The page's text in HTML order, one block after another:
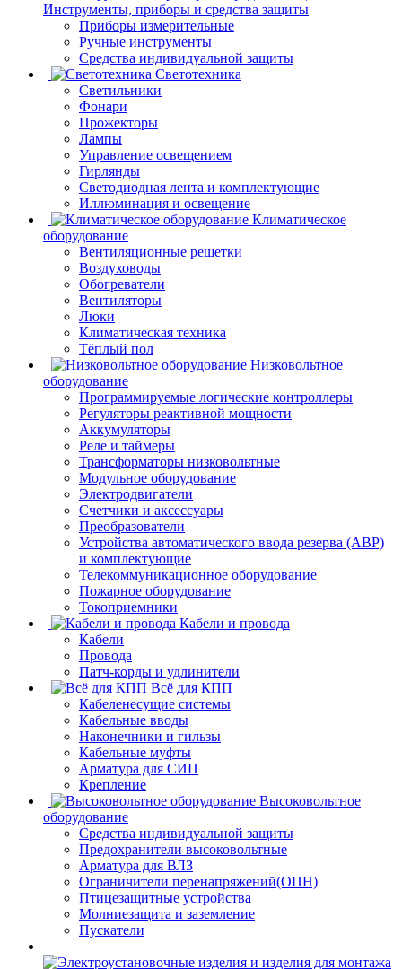
Инструменты, приборы и средства защиты
Приборы измерительные
Ручные инструменты
Средства индивидуальной защиты
Светотехника
Светильники
Фонари
Прожекторы
Лампы
Управление освещением
Гирлянды
Светодиодная лента и комплектующие
Иллюминация и освещение
Климатическое
оборудование
Вентиляционные решетки
Воздуховоды
Обогреватели
Вентиляторы
Люки
Климатическая техника
Тёплый пол
Низковольтное
оборудование
Программируемые логические контроллеры
Регуляторы реактивной мощности
Аккумуляторы
Реле и таймеры
Трансформаторы низковольтные
Модульное оборудование
Электродвигатели
Счетчики и аксессуары
Преобразователи
Устройства автоматического ввода резерва (АВР)
и комплектующие
Телекоммуникационное оборудование
Пожарное оборудование
Токоприемники
Кабели и провода
Кабели
Провода
Патч-корды и удлинители
Всё для КПП
Кабеленесущие системы
Кабельные вводы
Наконечники и гильзы
Кабельные муфты
Арматура для СИП
Крепление
Высоковольтное
оборудование
Средства индивидуальной защиты
Предохранители высоковольтные
Арматура для ВЛЗ
Ограничители перенапряжений(ОПН)
Птицезащитные устройства
Молниезащита и заземление
Пускатели